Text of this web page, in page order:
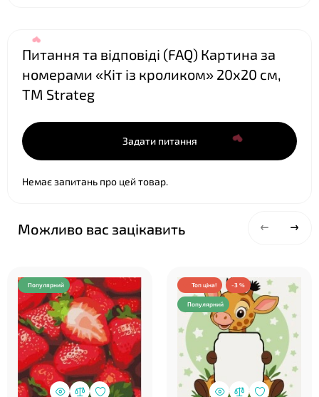
Питання та відповіді (FAQ) Картина за
номерами «Кіт із кроликом» 20х20 см,
ТМ Strateg
Задати питання
Немає запитань про цей товар.
Можливо вас зацікавить
Популярний Топ ціна! -3 %
Популярний